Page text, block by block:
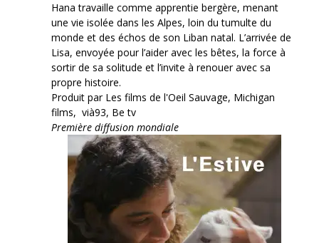
Hana travaille comme apprentie bergère, menant
une vie isolée dans les Alpes, loin du tumulte du
monde et des échos de son Liban natal. L’arrivée de
Lisa, envoyée pour l’aider avec les bêtes, la force à
sortir de sa solitude et l’invite à renouer avec sa
propre histoire.
Produit par Les films de l'Oeil Sauvage, Michigan
films, vià93, Be tv
Première diffusion mondiale